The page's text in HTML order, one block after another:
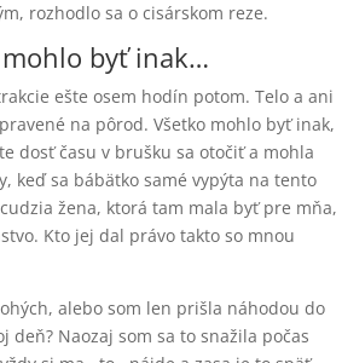
rozhodlo sa o cisárskom reze.
byť inak…
ešte osem hodín potom. Telo a ani
na pôrod. Všetko mohlo byť inak,
dosť času v brušku sa otočiť a mohla
keď sa bábätko samé vypýta na tento
žena, ktorá tam mala byť pre mňa,
Kto jej dal právo takto so mnou
alebo som len prišla náhodou do
deň? Naozaj som sa to snažila počas